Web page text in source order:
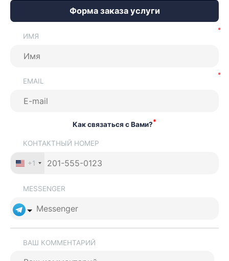
Описание деятельности компании и бизнес-план;
Сведения об уставном капитале;
Форма заказа услуги
ИМЯ
EMAIL
Как связаться с Вами?*
КОНТАКТНЫЙ НОМЕР
+1
MESSENGER
ВАШ КОММЕНТАРИЙ